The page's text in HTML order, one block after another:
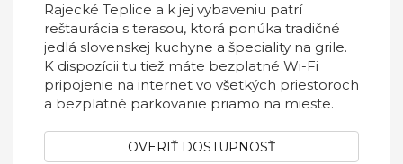
Rajecké Teplice a k jej vybaveniu patrí
reštaurácia s terasou, ktorá ponúka tradičné
jedlá slovenskej kuchyne a špeciality na grile.
K dispozícii tu tiež máte bezplatné Wi-Fi
pripojenie na internet vo všetkých priestoroch
a bezplatné parkovanie priamo na mieste.
OVERIŤ DOSTUPNOSŤ